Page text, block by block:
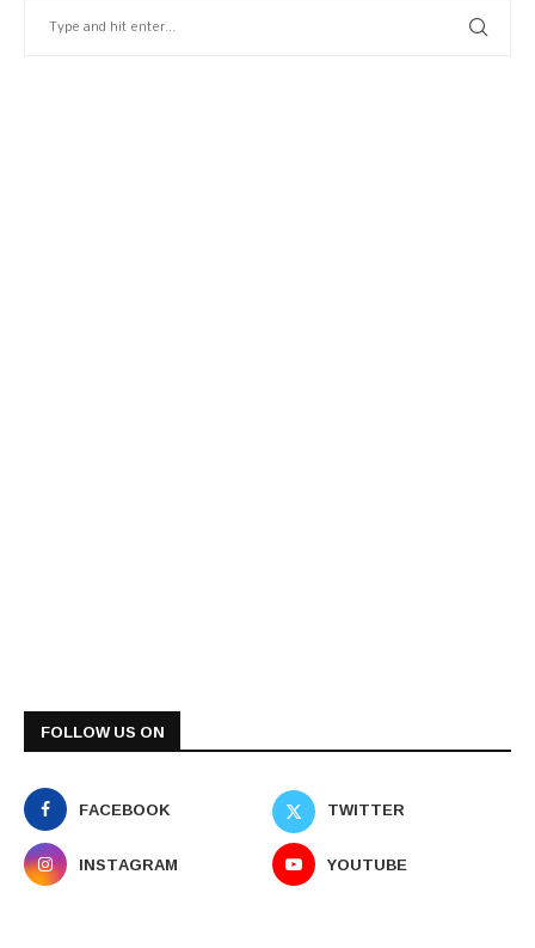
FOLLOW US ON
FACEBOOK
TWITTER
INSTAGRAM
YOUTUBE